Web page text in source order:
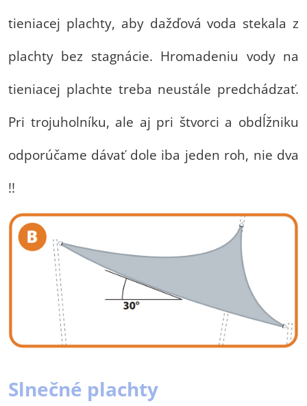
tieniacej plachty, aby dažďová voda stekala z
plachty bez stagnácie. Hromadeniu vody na
tieniacej plachte treba neustále predchádzať.
Pri trojuholníku, ale aj pri štvorci a obdĺžniku
odporúčame dávať dole iba jeden roh, nie dva
!!
Slnečné plachty